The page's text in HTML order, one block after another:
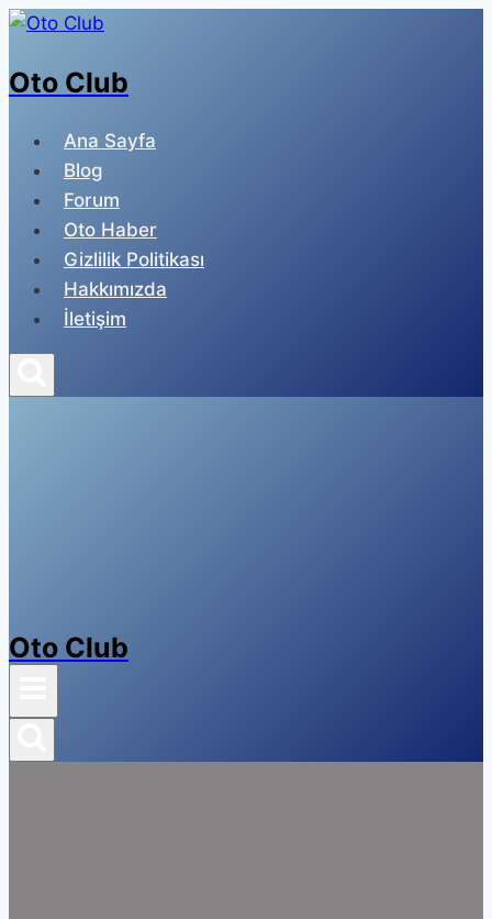
Skip
content
Oto Club
Ana Sayfa
Blog
Forum
Oto Haber
Gizlilik Politikası
Hakkımızda
İletişim
Oto Club